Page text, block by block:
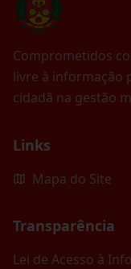
Comprometidos
livre à informação
cidadã na gestão
Links
Mapa do Site
Transparência
Lei de Acesso à